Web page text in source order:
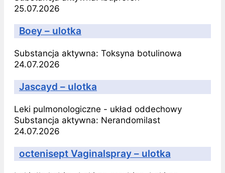
25.07.2026
Boey – ulotka
Substancja aktywna: Toksyna botulinowa
24.07.2026
Jascayd – ulotka
Leki pulmonologiczne - układ oddechowy
Substancja aktywna: Nerandomilast
24.07.2026
octenisept Vaginalspray – ulotka